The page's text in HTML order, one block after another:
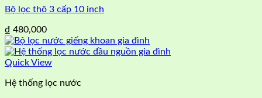
Bộ lọc thô 3 cấp 10 inch
₫ 480,000
Quick View
Hệ thống lọc nước